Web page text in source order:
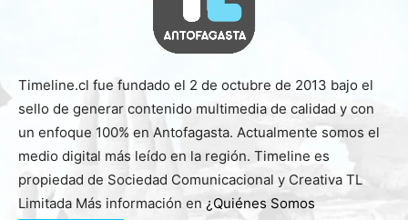
Timeline.cl fue fundado el 2 de octubre de 2013 bajo el
sello de generar contenido multimedia de calidad y con
un enfoque 100% en Antofagasta. Actualmente somos el
medio digital más leído en la región. Timeline es
propiedad de Sociedad Comunicacional y Creativa TL
Limitada Más información en ¿Quiénes Somos